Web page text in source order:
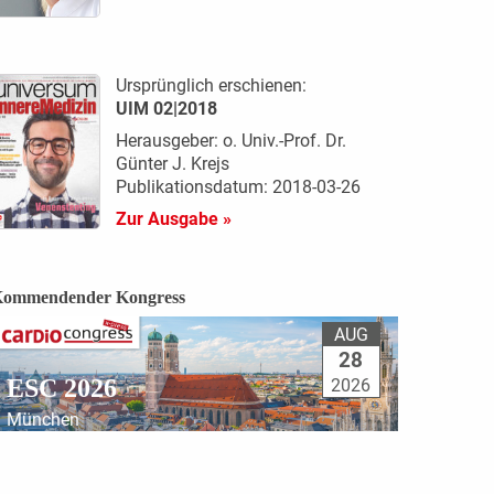
Ursprünglich erschienen:
UIM 02|2018
Herausgeber: o. Univ.-Prof. Dr.
Günter J. Krejs
Publikationsdatum: 2018-03-26
Zur Ausgabe »
Kongress
ESC 2026
München
AUG
28
2026